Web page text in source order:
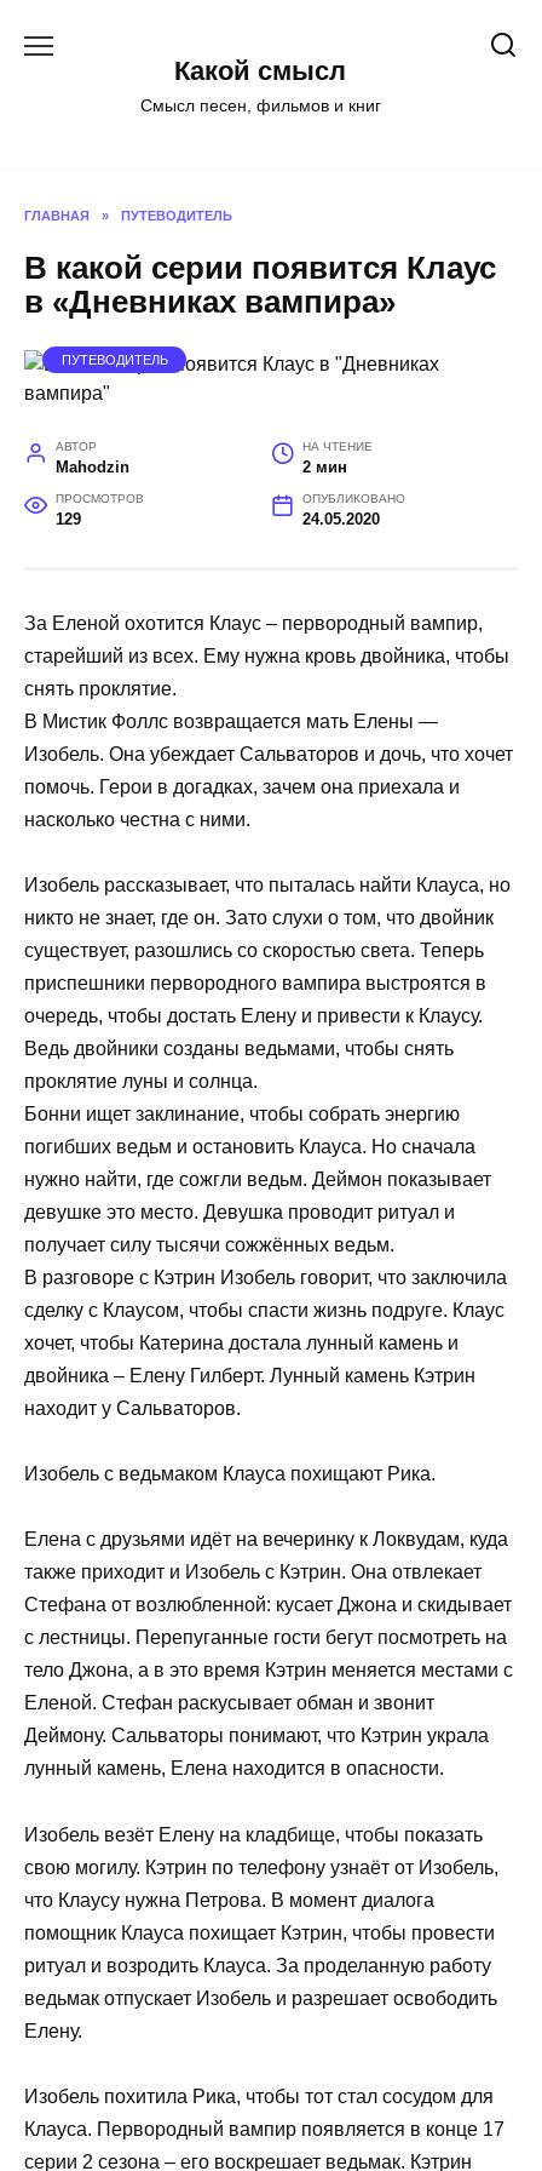
Какой смысл
Смысл песен, фильмов и книг
ГЛАВНАЯ » ПУТЕВОДИТЕЛЬ
В какой серии появится Клаус
в «Дневниках вампира»
ПУТЕВОДИТЕЛЬ
АВТОР
Mahodzin
НА ЧТЕНИЕ
2 мин
ПРОСМОТРОВ
129
ОПУБЛИКОВАНО
24.05.2020
За Еленой охотится Клаус – первородный вампир,
старейший из всех. Ему нужна кровь двойника, чтобы
снять проклятие.
В Мистик Фоллс возвращается мать Елены —
Изобель. Она убеждает Сальваторов и дочь, что хочет
помочь. Герои в догадках, зачем она приехала и
насколько честна с ними.
Изобель рассказывает, что пыталась найти Клауса, но
никто не знает, где он. Зато слухи о том, что двойник
существует, разошлись со скоростью света. Теперь
приспешники первородного вампира выстроятся в
очередь, чтобы достать Елену и привести к Клаусу.
Ведь двойники созданы ведьмами, чтобы снять
проклятие луны и солнца.
Бонни ищет заклинание, чтобы собрать энергию
погибших ведьм и остановить Клауса. Но сначала
нужно найти, где сожгли ведьм. Деймон показывает
девушке это место. Девушка проводит ритуал и
получает силу тысячи сожжённых ведьм.
В разговоре с Кэтрин Изобель говорит, что заключила
сделку с Клаусом, чтобы спасти жизнь подруге. Клаус
хочет, чтобы Катерина достала лунный камень и
двойника – Елену Гилберт. Лунный камень Кэтрин
находит у Сальваторов.
Изобель с ведьмаком Клауса похищают Рика.
Елена с друзьями идёт на вечеринку к Локвудам, куда
также приходит и Изобель с Кэтрин. Она отвлекает
Стефана от возлюбленной: кусает Джона и скидывает
с лестницы. Перепуганные гости бегут посмотреть на
тело Джона, а в это время Кэтрин меняется местами с
Еленой. Стефан раскусывает обман и звонит
Деймону. Сальваторы понимают, что Кэтрин украла
лунный камень, Елена находится в опасности.
Изобель везёт Елену на кладбище, чтобы показать
свою могилу. Кэтрин по телефону узнаёт от Изобель,
что Клаусу нужна Петрова. В момент диалога
помощник Клауса похищает Кэтрин, чтобы провести
ритуал и возродить Клауса. За проделанную работу
ведьмак отпускает Изобель и разрешает освободить
Елену.
Изобель похитила Рика, чтобы тот стал сосудом для
Клауса. Первородный вампир появляется в конце 17
серии 2 сезона – его воскрешает ведьмак. Кэтрин